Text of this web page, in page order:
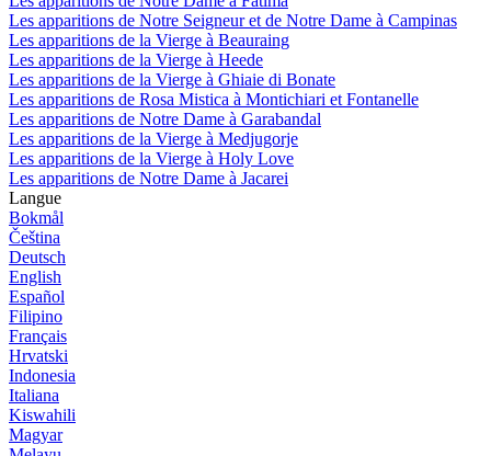
Les apparitions de Notre Seigneur et de Notre Dame à Campinas
Les apparitions de la Vierge à Beauraing
Les apparitions de la Vierge à Heede
Les apparitions de la Vierge à Ghiaie di Bonate
Les apparitions de Rosa Mistica à Montichiari et Fontanelle
Les apparitions de Notre Dame à Garabandal
Les apparitions de la Vierge à Medjugorje
Les apparitions de la Vierge à Holy Love
Les apparitions de Notre Dame à Jacarei
Langue
Bokmål
Čeština
Deutsch
English
Español
Filipino
Français
Hrvatski
Indonesia
Italiana
Kiswahili
Magyar